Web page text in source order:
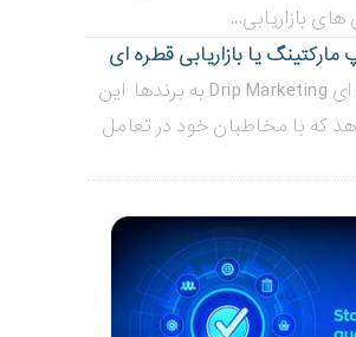
های بازاریابی...
مارکتینگ یا بازاریابی قطره ای
بازاریابی قطره ای Drip Marketing به برندها این
که با مخاطبان خود در تعامل